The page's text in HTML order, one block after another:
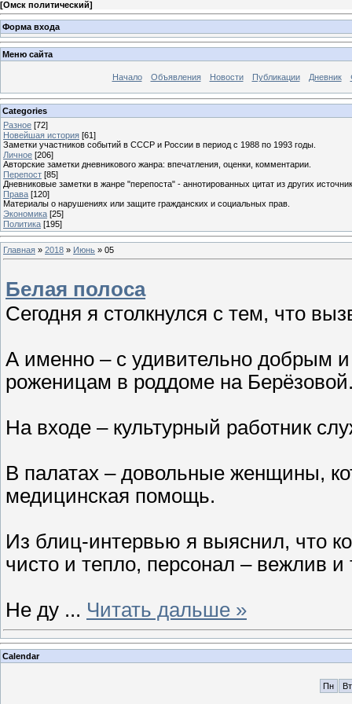
[Омск политический]
Форма входа
Меню сайта
Начало Объявления Новости Публикации Дневник
Categories
Разное [72]
Новейшая история [61]
Заметки участников событий в СССР и России в период с 1988 по 1993 годы.
Личное [206]
Авторские заметки дневникового жанра: впечатления, оценки, комментарии.
Перепост [85]
Дневниковые заметки в жанре "перепоста" - аннотированных цитат из других
Права [120]
Материалы о нарушениях или защите гражданских и социальных прав.
Экономика [25]
Политика [195]
Главная » 2018 » Июнь » 05
Белая полоса
Сегодня я столкнулся с тем, что
А именно – с удивительно добрым
роженицам в роддоме на
На входе – культурный работник
В палатах – довольные женщины,
медицинская помощь.
Из блиц-интервью я выяснил, что
чисто и тепло, персонал – вежлив и
Не ду ... Читать дальше »
Calendar
Пн Вт